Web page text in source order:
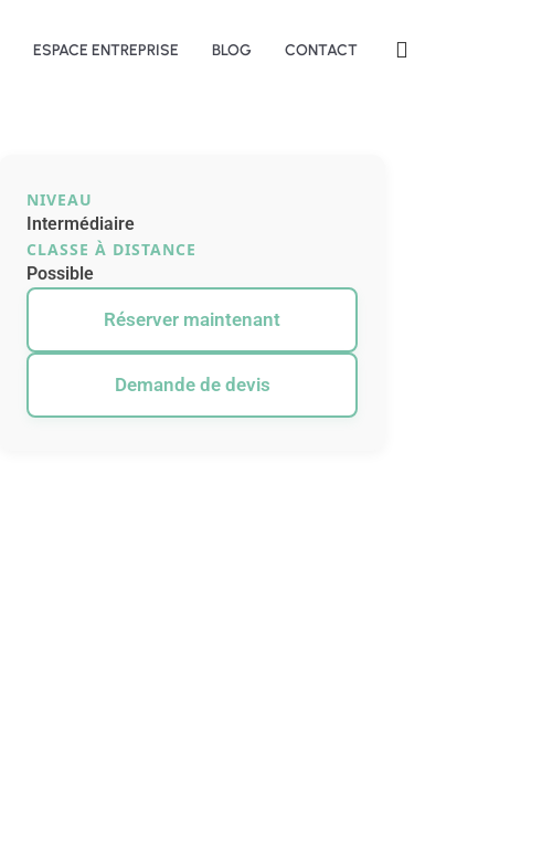
ESPACE ENTREPRISE BLOG CONTACT
NIVEAU
Intermédiaire
CLASSE À DISTANCE
Possible
Réserver maintenant
Demande de devis